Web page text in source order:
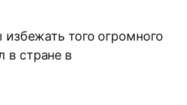
того огромного
в стране в